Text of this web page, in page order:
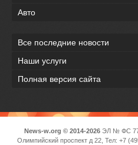
Авто
Все последние новости
Наши услуги
Полная версия сайта
News-w.org © 2014-2026ЭЛ № ФС 77 -
Олимпийский проспект д 22, Тел: +7